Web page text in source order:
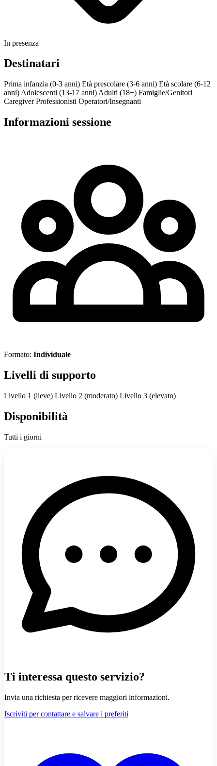
In presenza
Destinatari
Prima infanzia (0-3 anni) Età prescolare (3-6 anni) Età scolare (6-12
anni) Adolescenti (13-17 anni) Adulti (18+) Famiglie/Genitori
CaregiverProfessionisti Operatori/Insegnanti
Informazioni sessione
Formato: Individuale
Livelli di supporto
Livello 1 (lieve) Livello 2 (moderato) Livello 3 (elevato)
Disponibilità
Tutti i giorni
Ti interessa questo servizio?
Invia una richiesta per ricevere maggiori informazioni.
Iscriviti per contattare e salvare i preferiti